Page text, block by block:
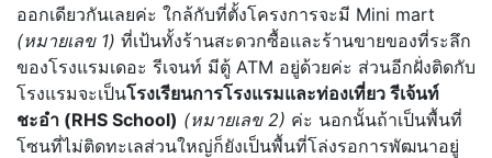
ออกเดียวกันเลยค่ะ ใกล้กับที่ตั้งโครงการจะมี Mini mart
(หมายเลข 1) ที่เป้นทั้งร้านสะดวกซื้อและร้านขายของที่ระลึก
ของโรงแรมเดอะ รีเจนท์ มีตู้ ATM อยู่ด้วยค่ะ ส่วนอีกฝั่งติดกับ
โรงแรมจะเป็นโรงเรียนการโรงแรมและท่องเที่ยว รีเจ้นท์
ชะอำ (RHS School) (หมายเลข 2) ค่ะ นอกนั้นถ้าเป็นพื้นที่
โซนที่ไม่ติดทะเลส่วนใหญ่ก็ยังเป็นพื้นที่โล่งรอการพัฒนาอยู่